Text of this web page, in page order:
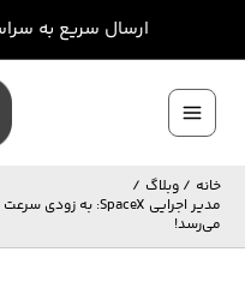
محتوا
ارسال سریع به
Main
Menuخانه
وبلاگ
می‌رسد!